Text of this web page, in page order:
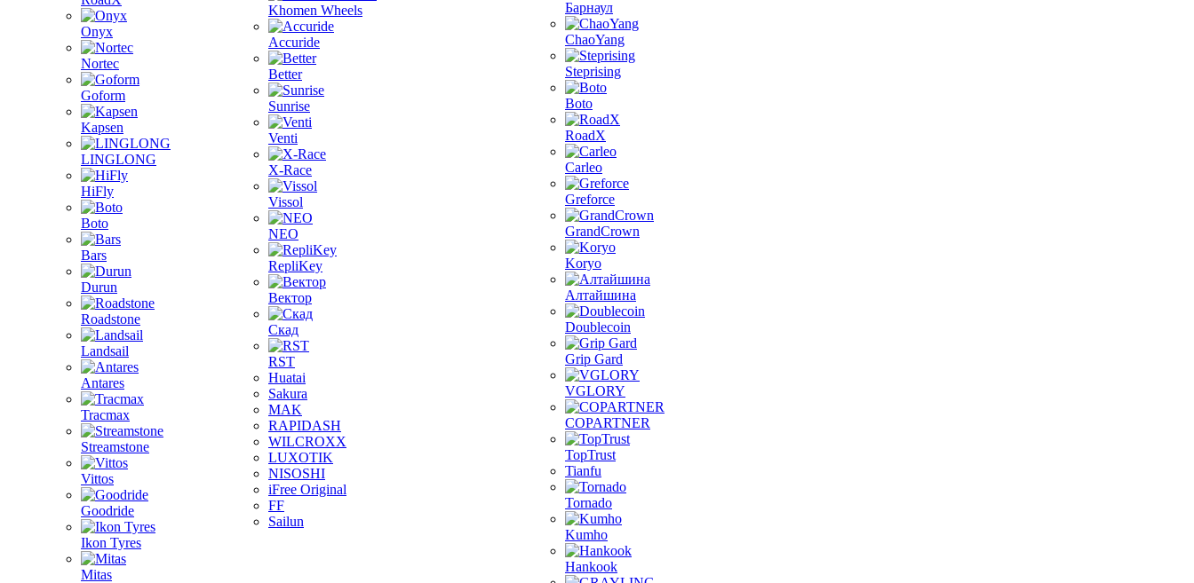
Onyx
Nortec
Goform
Kapsen
LINGLONG
HiFly
Boto
Bars
Durun
Roadstone
Landsail
Antares
Tracmax
Streamstone
Vittos
Goodride
Ikon Tyres
Mitas
Khomen Wheels
Accuride
Better
Sunrise
Venti
X-Race
Vissol
NEO
RepliKey
Вектор
Скад
RST
Huatai
Sakura
MAK
RAPIDASH
WILCROXX
LUXOTIK
NISOSHI
iFree Original
FF
Sailun
Барнаул
ChaoYang
Steprising
Boto
RoadX
Carleo
Greforce
GrandCrown
Koryo
Алтайшина
Doublecoin
Grip Gard
VGLORY
COPARTNER
TopTrust
Tianfu
Tornado
Kumho
Hankook